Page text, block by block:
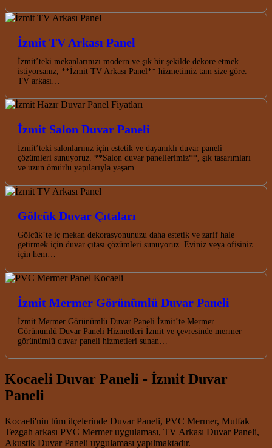
İzmit TV Arkası Panel
İzmit’teki mekanlarınızı modern ve şık bir şekilde dekore etmek
istiyorsanız, **İzmit TV Arkası Panel** hizmetimiz tam size göre.
TV arkası…
İzmit Salon Duvar Paneli
İzmit’teki salonlarınız için estetik ve dayanıklı duvar paneli
çözümleri sunuyoruz. **Salon duvar panellerimiz**, şık tasarımları
ve uzun ömürlü yapılarıyla yaşam…
Gölcük Duvar Çıtaları
Gölcük’te iç mekan dekorasyonunuzu daha estetik ve zarif hale
getirmek için duvar çıtası çözümleri sunuyoruz. Eviniz veya ofisiniz
için hem…
İzmit Mermer Görünümlü Duvar Paneli
İzmit Mermer Görünümlü Duvar Paneli İzmit’te Mermer
Görünümlü Duvar Paneli Hizmetleri İzmit ve çevresinde mermer
görünümlü duvar paneli hizmetleri sunan…
Kocaeli Duvar Paneli - İzmit Duvar
Paneli
Kocaeli'nin tüm ilçelerinde Duvar Paneli, PVC Mermer, Mutfak
Tezgah arkası PVC Mermer uygulaması, TV Arkası Duvar Paneli,
Akustik Duvar Paneli uygulaması yapılmaktadır.